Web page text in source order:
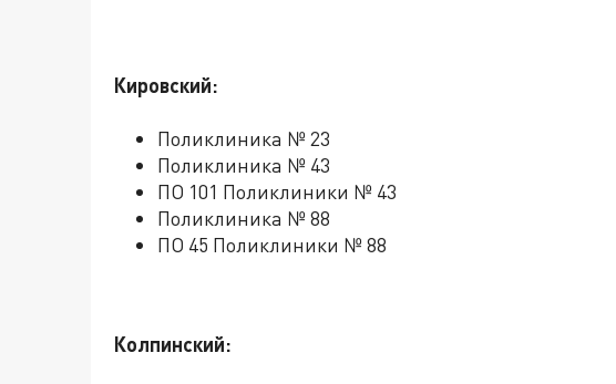
Кировский:
Поликлиника № 23
Поликлиника № 43
ПО 101 Поликлиники № 43
Поликлиника № 88
ПО 45 Поликлиники № 88
Колпинский: